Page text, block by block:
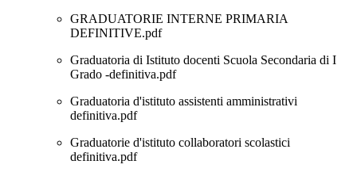
GRADUATORIE INTERNE PRIMARIA
DEFINITIVE.pdf
Graduatoria di Istituto docenti Scuola Secondaria di I
Grado -definitiva.pdf
Graduatoria d'istituto assistenti amministrativi
definitiva.pdf
Graduatorie d'istituto collaboratori scolastici
definitiva.pdf